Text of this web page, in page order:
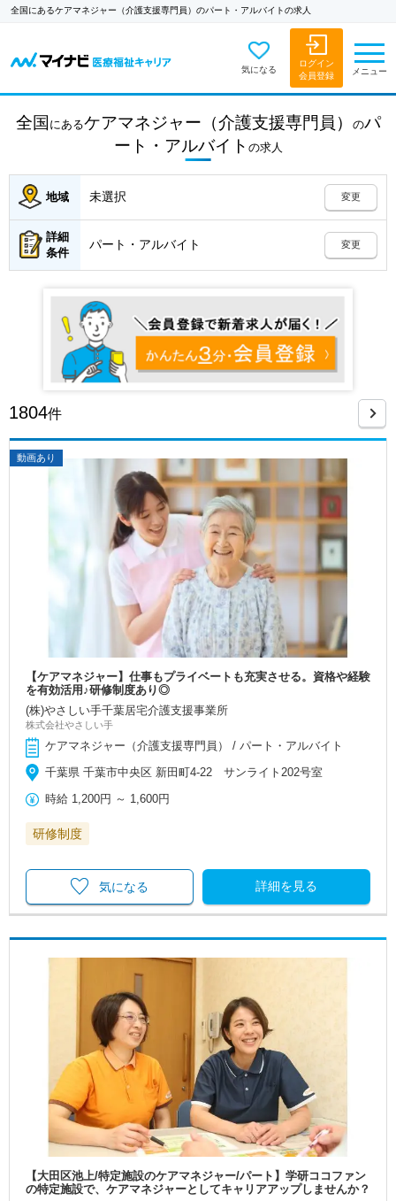
全国にあるケアマネジャー（介護支援専門員）のパート・アルバイトの求人
気になる
ログイン
会員登録
メニュー
全国 にあるケアマネジャー（介護支援専門員） のパ
ート・アルバイト の求人
地域 未選択 変更
詳細
条件
パート・アルバイト 変更
1804件
動画あり
【ケアマネジャー】仕事もプライベートも充実させる。資格や経験
を有効活用♪研修制度あり◎
(株)やさしい手千葉居宅介護支援事業所
株式会社やさしい手
ケアマネジャー（介護支援専門員） / パート・アルバイト
千葉県 千葉市中央区 新田町4-22 サンライト202号室
時給 1,200円 ～ 1,600円
研修制度
詳細を見る
気になる
【大田区池上/特定施設のケアマネジャー/パート】学研ココファン
の特定施設で、ケアマネジャーとしてキャリアアップしませんか？